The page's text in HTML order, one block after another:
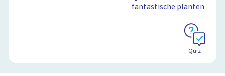
fantastische planten
Quiz